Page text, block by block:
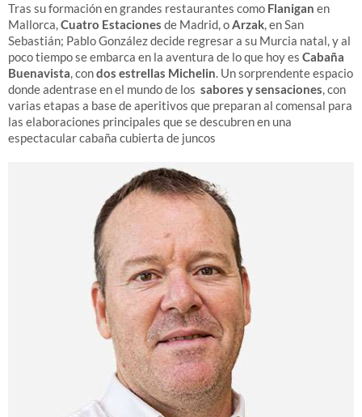
Tras su formación en grandes restaurantes como Flanigan en
Mallorca,Cuatro Estaciones de Madrid, oArzak, en San
Sebastián; Pablo González decide regresar a su Murcia natal, y al
poco tiempo se embarca en la aventura de lo que hoy es Cabaña
Buenavista, condos estrellas Michelin. Un sorprendente espacio
donde adentrase en el mundo de los sabores y sensaciones, con
varias etapas a base de aperitivos que preparan al comensal para
las elaboraciones principales que se descubren en una
espectacular cabaña cubierta de juncos